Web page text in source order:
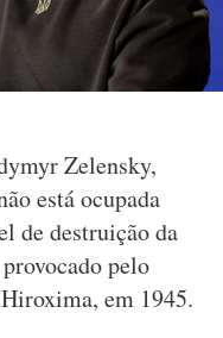
Zelensky,
está ocupada
de destruição da
pelo
em 1945.